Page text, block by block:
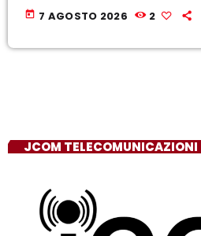
today 7 AGOSTO 2026 2
JCOM TELECOMUNICAZIONI